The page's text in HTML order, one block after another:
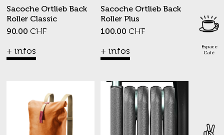
Espace
Café
Sacoche Ortlieb Back
Roller Classic
90.00 CHF
+ infos
Sacoche Ortlieb Back
Roller Plus
100.00CHF
+ infos